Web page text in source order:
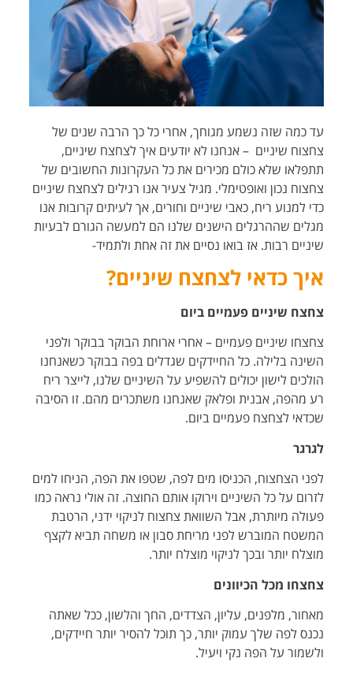
עד כמה שזה נשמע מגוחך, אחרי כל כך הרבה שנים של
צחצוח שיניים – אנחנו לא יודעים איך לצחצח שיניים,
תתפלאו שלא כולם מכירים את כל העקרונות החשובים של
צחצוח נכון ואופטימלי. מגיל צעיר אנו רגילים לצחצח שיניים
כדי למנוע ריח, כאבי שיניים וחורים, אך לעיתים קרובות אנו
מגלים שההרגלים הישנים שלנו הם למעשה הגורם לבעיות
שיניים רבות. אז בואו נסיים את זה אחת ולתמיד-
איך כדאי לצחצח שיניים?
צחצח שיניים פעמיים ביום
צחצחו שיניים פעמיים – אחרי ארוחת הבוקר בבוקר ולפני
השינה בלילה. כל החיידקים שגדלים בפה בבוקר כשאנחנו
הולכים לישון יכולים להשפיע על השיניים שלנו, לייצר ריח
רע מהפה, אבנית ופלאק שאנחנו משתכרים מהם. זו הסיבה
שכדאי לצחצח פעמיים ביום.
לגרגר
לפני הצחצוח, הכניסו מים לפה, שטפו את הפה, הניחו למים
לזרום על כל השיניים וירוקו אותם החוצה. זה אולי נראה כמו
פעולה מיותרת, אבל השוואת צחצוח לניקוי ידני, הרטבת
המשטח המוברש לפני מריחת סבון או משחה תביא לקצף
מוצלח יותר ובכך לניקוי מוצלח יותר.
צחצחו מכל הכיוונים
מאחור, מלפנים, עליון, הצדדים, החך והלשון, ככל שאתה
נכנס לפה שלך עמוק יותר, כך תוכל להסיר יותר חיידקים,
ולשמור על הפה נקי ויעיל.